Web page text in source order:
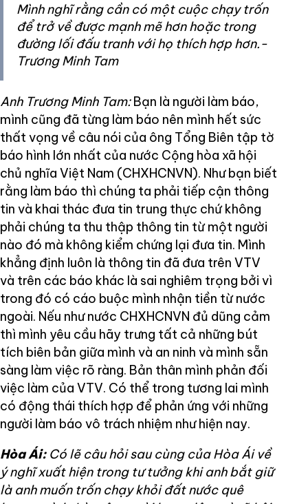
Mình nghĩ rằng cần có một cuộc chạy trốn
để trở về được mạnh mẽ hơn hoặc trong
đường lối đấu tranh với họ thích hợp hơn.-
Trương Minh Tam
Anh Trương Minh Tam:Bạn là người làm báo,
mình cũng đã từng làm báo nên mình hết sức
thất vọng về câu nói của ông Tổng Biên tập tờ
báo hình lớn nhất của nước Cộng hòa xã hội
chủ nghĩa Việt Nam (CHXHCNVN). Như bạn biết
rằng làm báo thì chúng ta phải tiếp cận thông
tin và khai thác đưa tin trung thực chứ không
phải chúng ta thu thập thông tin từ một người
nào đó mà không kiểm chứng lại đưa tin. Mình
khẳng định luôn là thông tin đã đưa trên VTV
và trên các báo khác là sai nghiêm trọng bởi vì
trong đó có cáo buộc mình nhận tiền từ nước
ngoài. Nếu như nước CHXHCNVN đủ dũng cảm
thì mình yêu cầu hãy trưng tất cả những bút
tích biên bản giữa mình và an ninh và mình sẵn
sàng làm việc rõ ràng. Bản thân mình phản đối
việc làm của VTV. Có thể trong tương lai mình
có động thái thích hợp để phản ứng với những
người làm báo vô trách nhiệm như hiện nay.
Hòa Ái: Có lẽ câu hỏi sau cùng của Hòa Ái về
ý nghĩ xuất hiện trong tư tưởng khi anh bắt giữ
là anh muốn trốn chạy khỏi đất nước quê